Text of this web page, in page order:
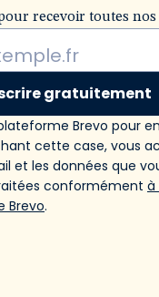
recevoir toutes nos
gratuitement
Brevo pour
cette case, vous
et les données que
conformément à
Brevo.